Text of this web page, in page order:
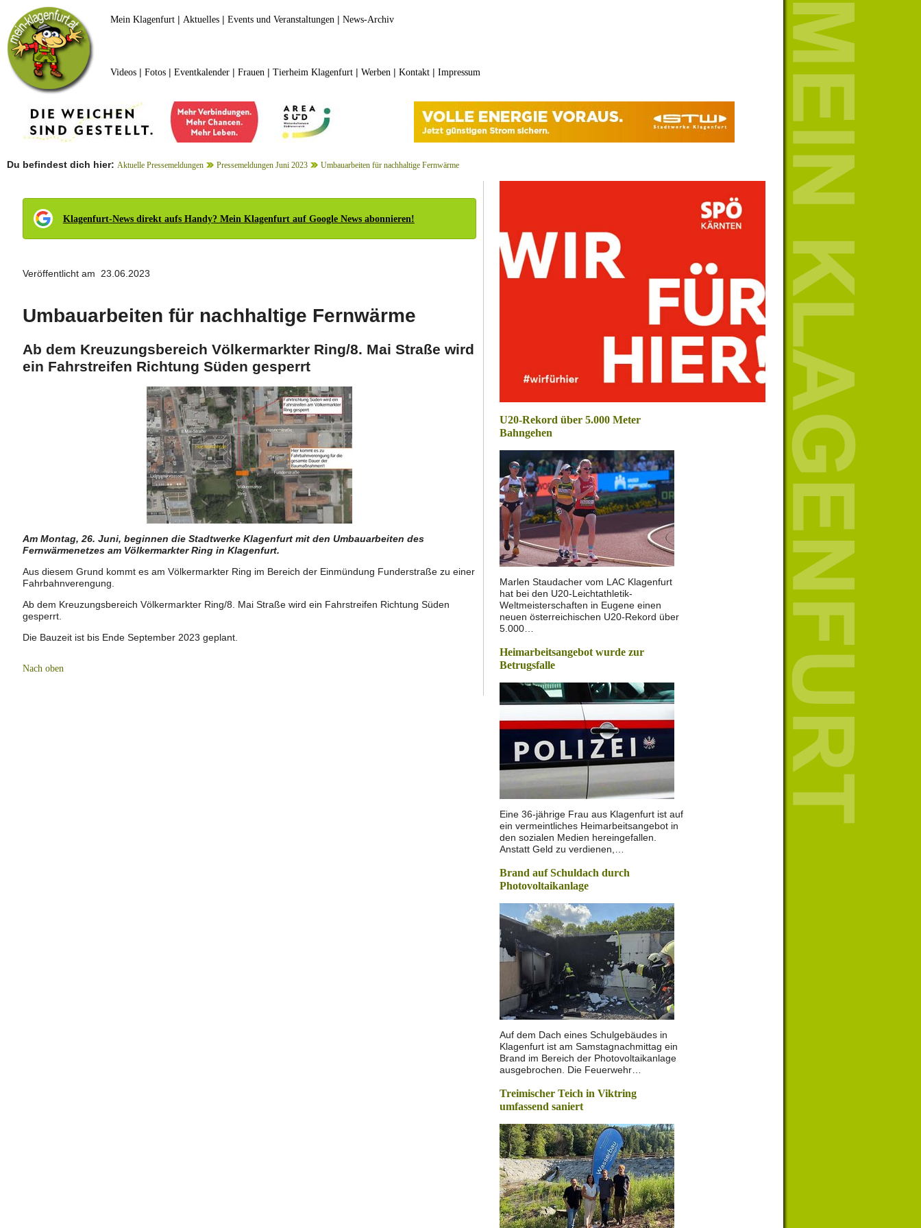
Mein Klagenfurt| Aktuelles| Events und Veranstaltungen | News-Archiv
Videos| Fotos| Eventkalender| Frauen | Tierheim Klagenfurt| Werben | Kontakt| Impressum
Du befindest dich hier: Aktuelle Pressemeldungen Pressemeldungen Juni 2023 Umbauarbeiten für nachhaltige Fernwärme
Klagenfurt-News direkt aufs Handy? Mein Klagenfurt auf Google News abonnieren!
Veröffentlicht am 23.06.2023
Umbauarbeiten für nachhaltige Fernwärme
Ab dem Kreuzungsbereich Völkermarkter Ring/8. Mai Straße wird
ein Fahrstreifen Richtung Süden gesperrt
Am Montag, 26. Juni, beginnen die Stadtwerke Klagenfurt mit den Umbauarbeiten des
Fernwärmenetzes am Völkermarkter Ring in Klagenfurt.
Aus diesem Grund kommt es am Völkermarkter Ring im Bereich der Einmündung Funderstraße zu einer
Fahrbahnverengung.
Ab dem Kreuzungsbereich Völkermarkter Ring/8. Mai Straße wird ein Fahrstreifen Richtung Süden
gesperrt.
Die Bauzeit ist bis Ende September 2023 geplant.
Nach oben
U20-Rekord über 5.000 Meter
Bahngehen
Marlen Staudacher vom LAC Klagenfurt
hat bei den U20-Leichtathletik-
Weltmeisterschaften in Eugene einen
neuen österreichischen U20-Rekord über
5.000…
Heimarbeitsangebot wurde zur
Betrugsfalle
Eine 36-jährige Frau aus Klagenfurt ist auf
ein vermeintliches Heimarbeitsangebot in
den sozialen Medien hereingefallen.
Anstatt Geld zu verdienen,…
Brand auf Schuldach durch
Photovoltaikanlage
Auf dem Dach eines Schulgebäudes in
Klagenfurt ist am Samstagnachmittag ein
Brand im Bereich der Photovoltaikanlage
ausgebrochen. Die Feuerwehr…
Treimischer Teich in Viktring
umfassend saniert